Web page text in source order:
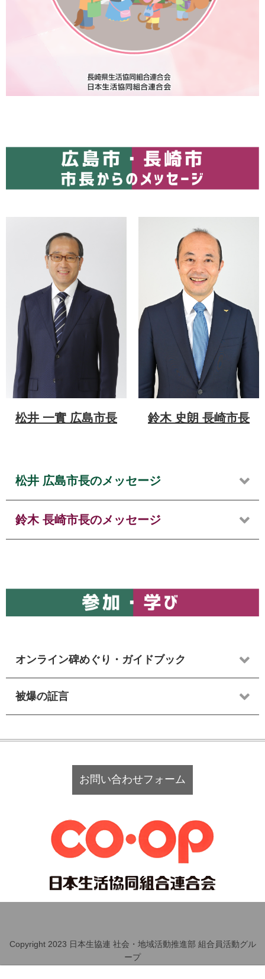
松井 一實 広島市長 鈴木 史朗 長崎市長
松井 広島市長のメッセージ
鈴木 長崎市長のメッセージ
オンライン碑めぐり・ガイドブック
被爆の証言
お問い合わせフォーム
Copyright 2023 日本生協連 社会・地域活動推進部 組合員活動グル
ープ